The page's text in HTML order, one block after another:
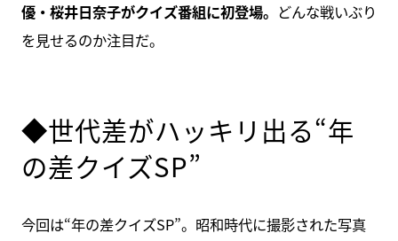
優・桜井日奈子がクイズ番組に初登場。 どんな戦いぶり
を見せるのか注目だ。
◆世代差がハッキリ出る“年
の差クイズSP”
今回は“年の差クイズSP”。昭和時代に撮影された写真